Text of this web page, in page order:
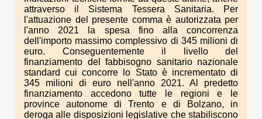
attraverso il Sistema Tessera Sanitaria. Per
l'attuazione del presente comma è autorizzata per
l'anno 2021 la spesa fino alla concorrenza
dell'importo massimo complessivo di 345 milioni di
euro. Conseguentemente il livello del
finanziamento del fabbisogno sanitario nazionale
standard cui concorre lo Stato è incrementato di
345 milioni di euro nell'anno 2021. Al predetto
finanziamento accedono tutte le regioni e le
province autonome di Trento e di Bolzano, in
deroga alle disposizioni legislative che stabiliscono